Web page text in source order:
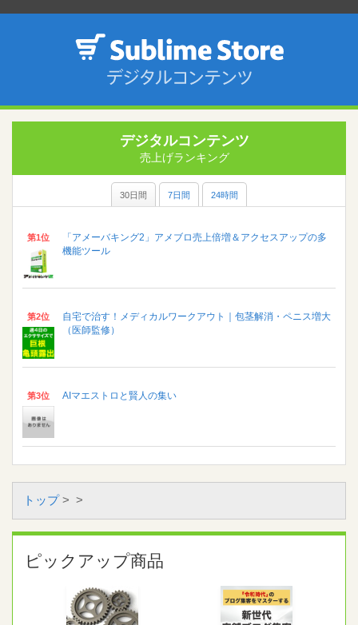
デジタルコンテンツ
売上げランキング
30日間 7日間 24時間
第1位
「アメーバキング2」アメブロ売上倍増＆アクセスアップの多
機能ツール
第2位
自宅で治す！メディカルワークアウト｜包茎解消・ペニス増大
（医師監修）
第3位 AIマエストロと賢人の集い
トップ> >
ピックアップ商品